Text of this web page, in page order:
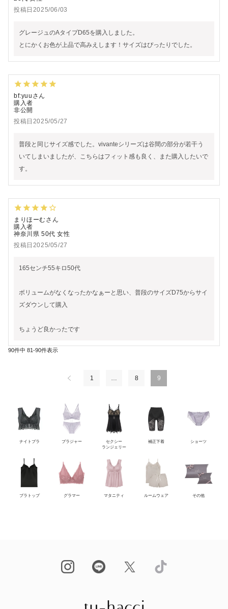
投稿日 2025/06/03
グレージュのAタイプD65を購入しました。
とにかくお色が上品で高みえします！サイズはぴったりでした。
bf:yuu
購入者
非公開
投稿日 2025/05/27
普段と同じサイズ感でした。vivanteシリーズは谷間の部分が若干う
いてしまいましたが、こちらはフィット感も良く、また購入したいで
す。
まりほーむ
購入者
神奈川県 50代 女性
投稿日 2025/05/27
165センチ55キロ50代
ボリュームがなくなったかなぁーと思い、普段のサイズD75からサイ
ズダウンして購入
ちょうど良かったです
90件中 81 -90件表示
1 … 8 9
ナイトブラ ブラジャー
セクシー
ランジェリー
補正下着 ショーツ
ブラトップ グラマー マタニティ ルームウェア その他